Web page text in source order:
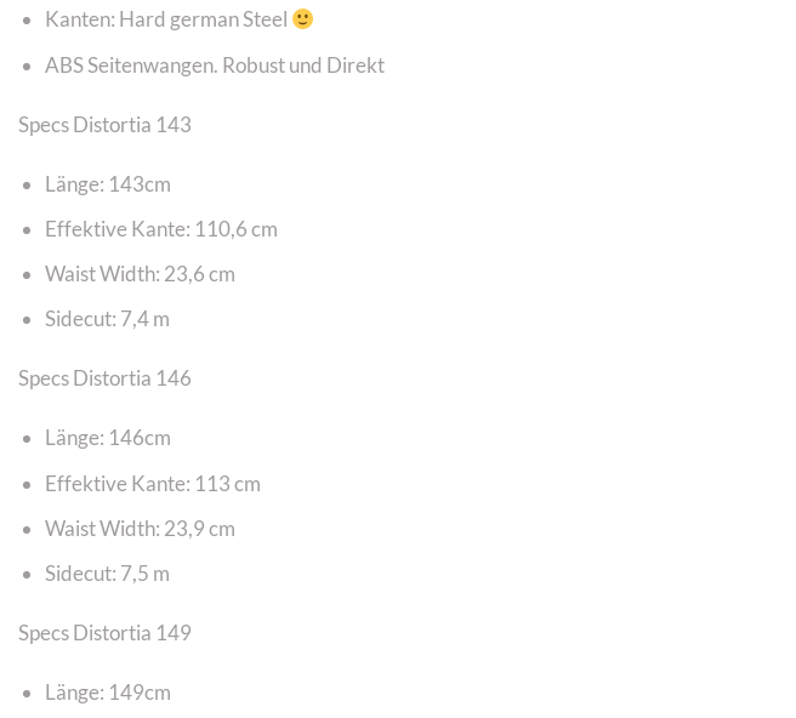
Kanten: Hard german Steel
ABS Seitenwangen. Robust und Direkt
Specs Distortia 143
Länge: 143cm
Effektive Kante: 110,6 cm
Waist Width: 23,6 cm
Sidecut: 7,4 m
Specs Distortia 146
Länge: 146cm
Effektive Kante: 113 cm
Waist Width: 23,9 cm
Sidecut: 7,5 m
Specs Distortia 149
Länge: 149cm